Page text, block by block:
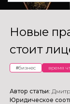
Новые
стоит
#бизнес время
Автор статьи:
Юридическое